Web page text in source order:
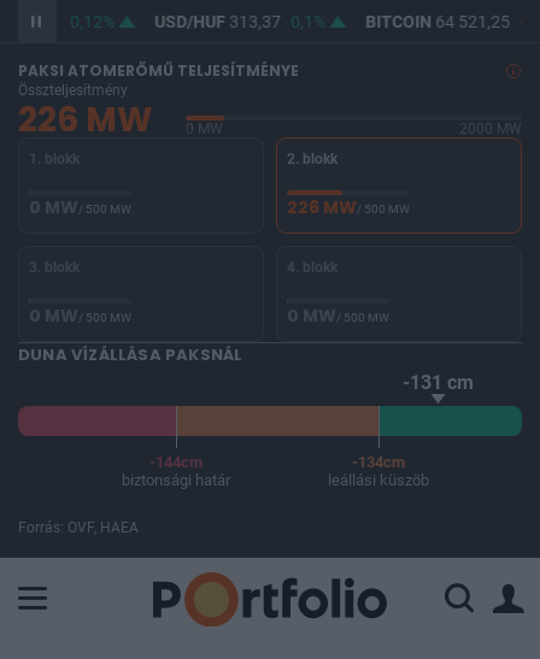
362,17 0,12% USD/HUF313,37 0,1% BITCOIN 64 521,25 -
PAKSI ATOMERŐMŰ TELJESÍTMÉNYE
Összteljesítmény
226 MW 0 MW
2000 MW
1. blokk
0 MW/ 500 MW
2. blokk
226 MW/ 500 MW
3. blokk
0 MW/ 500 MW
4. blokk
0 MW/ 500 MW
DUNA VÍZÁLLÁSA PAKSNÁL
-131 cm
-144cm
biztonsági határ
-134cm
leállási küszöb
Forrás: OVF, HAEA